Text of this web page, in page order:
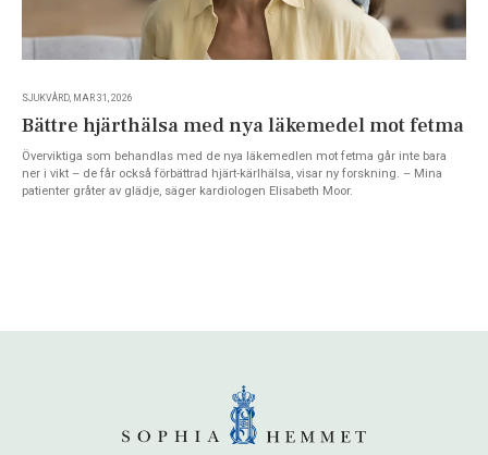
SJUKVÅRD, MAR 31, 2026
Bättre hjärthälsa med nya läkemedel mot fetma
Överviktiga som behandlas med de nya läkemedlen mot fetma går inte bara
ner i vikt – de får också förbättrad hjärt-kärlhälsa, visar ny forskning. – Mina
patienter gråter av glädje, säger kardiologen Elisabeth Moor.